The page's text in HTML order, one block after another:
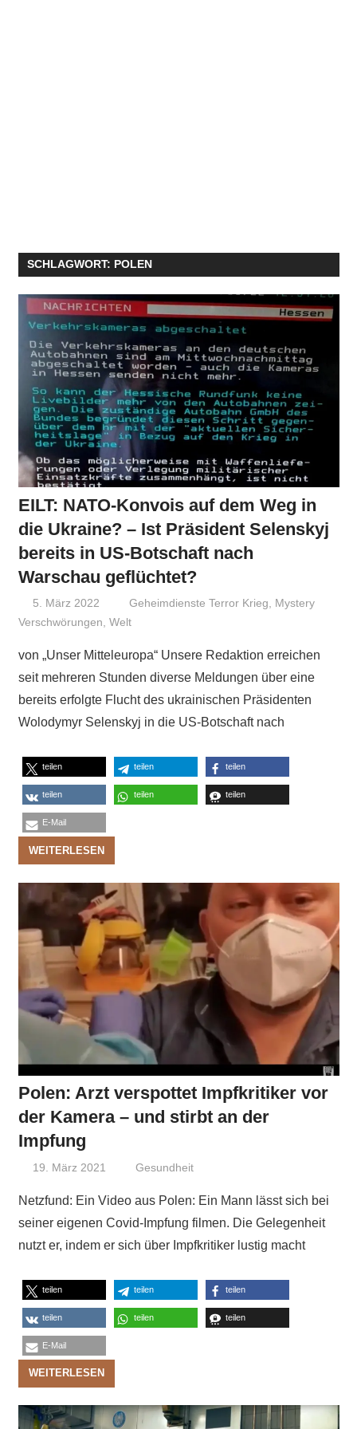
SCHLAGWORT: POLEN
EILT: NATO-Konvois auf dem Weg in
die Ukraine? – Ist Präsident Selenskyj
bereits in US-Botschaft nach
Warschau geflüchtet?
5. März 2022 Niki Vogt
Geheimdienste Terror Krieg, Mystery
Verschwörungen, Welt
von „Unser Mitteleuropa“ Unsere Redaktion erreichen
seit mehreren Stunden diverse Meldungen über eine
bereits erfolgte Flucht des ukrainischen Präsidenten
Wolodymyr Selenskyj in die US-Botschaft nach
teilen teilen teilen
teilen teilen teilen
E-Mail
WEITERLESEN
Polen: Arzt verspottet Impfkritiker vor
der Kamera – und stirbt an der
Impfung
19. März 2021 Niki Vogt
Gesundheit
Netzfund: Ein Video aus Polen: Ein Mann lässt sich bei
seiner eigenen Covid-Impfung filmen. Die Gelegenheit
nutzt er, indem er sich über Impfkritiker lustig macht
teilen teilen teilen
teilen teilen teilen
E-Mail
WEITERLESEN